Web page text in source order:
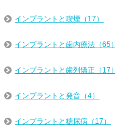
インプラントと喫煙（17）
インプラントと歯内療法（65）
インプラントと歯列矯正（17）
インプラントと発音（4）
インプラントと糖尿病（17）